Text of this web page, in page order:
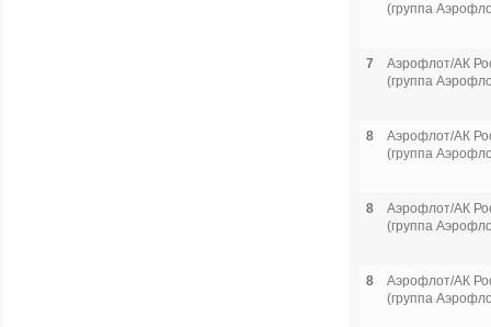
(группа
7
Аэрофлот/АК
(группа
8
Аэрофлот/АК
(группа
8
Аэрофлот/АК
(группа
8
Аэрофлот/АК
(группа